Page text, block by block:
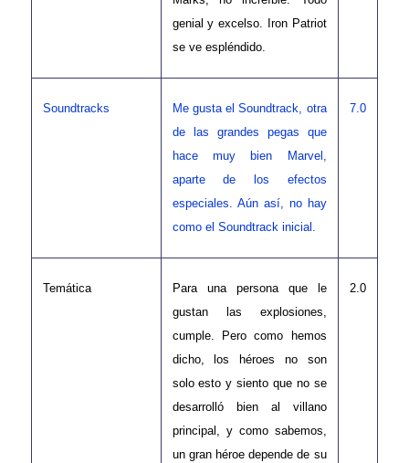
genial y excelso. Iron Patriot
se ve espléndido.
Soundtracks
Me gusta el Soundtrack, otra
de las grandes pegas que
hace muy bien Marvel,
aparte de los efectos
especiales. Aún así, no hay
como el Soundtrack inicial.
7.0
Temática
Para una persona que le
gustan las explosiones,
cumple. Pero como hemos
dicho, los héroes no son
solo esto y siento que no se
desarrolló bien al villano
principal, y como sabemos,
un gran héroe depende de su
2.0